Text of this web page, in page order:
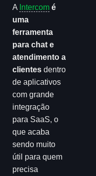
A Intercom é
uma
ferramenta
para chat e
atendimento a
clientes dentro
de aplicativos
com grande
integração
para SaaS, o
que acaba
sendo muito
útil para quem
precisa